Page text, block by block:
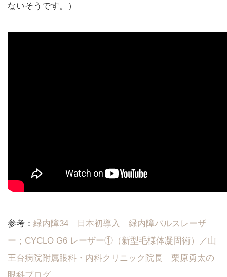
ないそうです。）
参考： 緑内障34 日本初導入 緑内障パルスレーザ
ー；CYCLO G6 レーザー①（新型毛様体凝固術）／山
王台病院附属眼科・内科クリニック院長 栗原勇太の